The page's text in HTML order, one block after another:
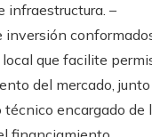
infraestructura. –
inversión
que facilite
del mercado, junto
técnico encargado de